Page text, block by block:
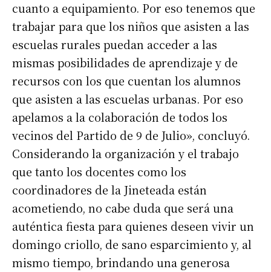
Suscribirme gratis
Dirección de correo electrónico
Nombre
Apellidos
Número de teléfono
cuanto a equipamiento. Por eso tenemos que
trabajar para que los niños que asisten a las
escuelas rurales puedan acceder a las
mismas posibilidades de aprendizaje y de
recursos con los que cuentan los alumnos
que asisten a las escuelas urbanas. Por eso
apelamos a la colaboración de todos los
vecinos del Partido de 9 de Julio», concluyó.
Considerando la organización y el trabajo
que tanto los docentes como los
coordinadores de la Jineteada están
acometiendo, no cabe duda que será una
auténtica fiesta para quienes deseen vivir un
domingo criollo, de sano esparcimiento y, al
mismo tiempo, brindando una generosa